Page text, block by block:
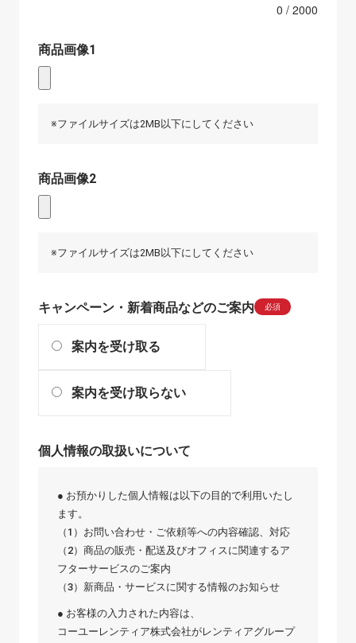
0
商品画像1
※ファイルサイズは2MB以下にしてください
商品画像2
※ファイルサイズは2MB以下にしてください
キャンペーン・新着商品などのご案内 必須
案内を受け取る
案内を受け取らない
個人情報の取扱いについて
● お預かりした個人情報は以下の目的で利用いたし
ます。
（1）お問い合わせ・ご依頼等への内容確認、対応
（2）商品の販売・配送及びオフィスに関連するア
フターサービスのご案内
（3）新商品・サービスに関する情報のお知らせ
● お客様の入力された内容は、
コーユーレンティア株式会社がレンティアグループ